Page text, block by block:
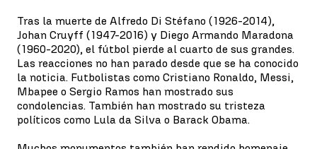
Tras la muerte de Alfredo Di Stéfano (1926-2014),
Johan Cruyff (1947-2016) y Diego Armando Maradona
(1960-2020), el fútbol pierde al cuarto de sus grandes.
Las reacciones no han parado desde que se ha conocido
la noticia. Futbolistas como Cristiano Ronaldo, Messi,
Mbapee o Sergio Ramos han mostrado sus
condolencias. También han mostrado su tristeza
políticos como Lula da Silva o Barack Obama.